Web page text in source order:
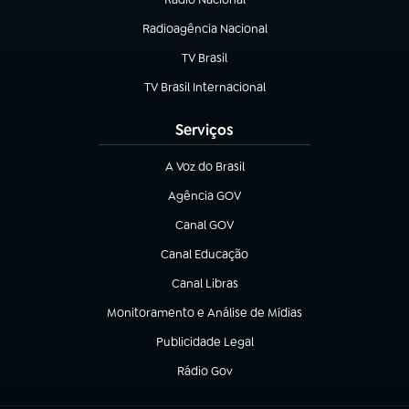
Radioagência Nacional
(abre em nova aba)
TV Brasil
(abre em nova aba)
TV Brasil Internacional
(abre em nova aba)
Serviços
A Voz do Brasil
(abre em nova aba)
Agência GOV
(abre em nova aba)
Canal GOV
(abre em nova aba)
Canal Educação
(abre em nova aba)
Canal Libras
(abre em nova aba)
Monitoramento e Análise de Mídias
(abre em nova aba)
Publicidade Legal
(abre em nova aba)
Rádio Gov
(abre em nova aba)